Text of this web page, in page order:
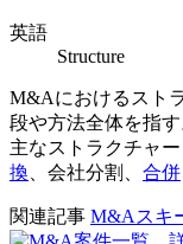
英語
Structure
M&Aにおけるスト
段や方法全体を指す
主なストラクチャー
換 、会社分割、 合併
関連記事 M&Aスキ